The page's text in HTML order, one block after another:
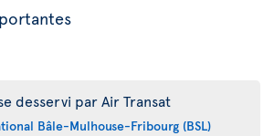
desservi par Air Transat
Bâle-Mulhouse-Fribourg (BSL)